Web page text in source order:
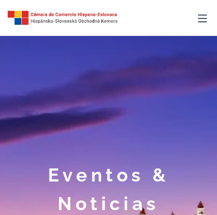
Eventos &
Noticias